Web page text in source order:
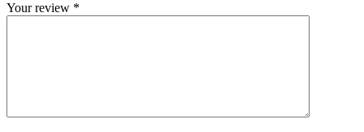
Your review *